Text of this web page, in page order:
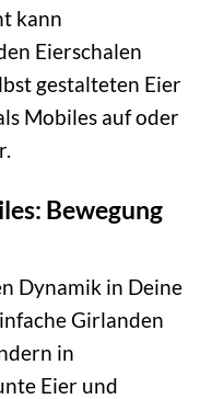
kann
Eierschalen
gestalteten Eier
Mobiles auf oder
Bewegung
Dynamik in Deine
Girlanden
in
Eier und